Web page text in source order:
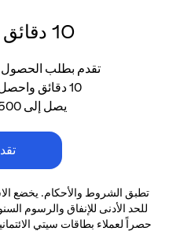
10 دقائق فقط تكفي!
تقدم بطلب
10 دقائق واحصل على استرداد نقدي
يصل إلى 1,500 درهم إماراتي.
تطبق الشروط والأحكام. يخضع
للحد الأدنى للإنفاق والرسوم
حصراً لعملاء بطاقات سيتي